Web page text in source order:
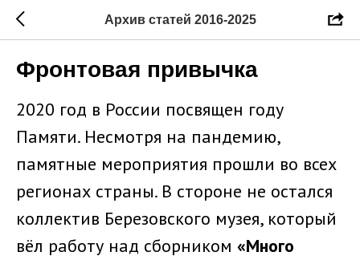
Архив статей 2016-2025
Фронтовая привычка
2020 год в России посвящен году
Памяти. Несмотря на пандемию,
памятные мероприятия прошли во всех
регионах страны. В стороне не остался
коллектив Березовского музея, который
вёл работу над сборником «Много